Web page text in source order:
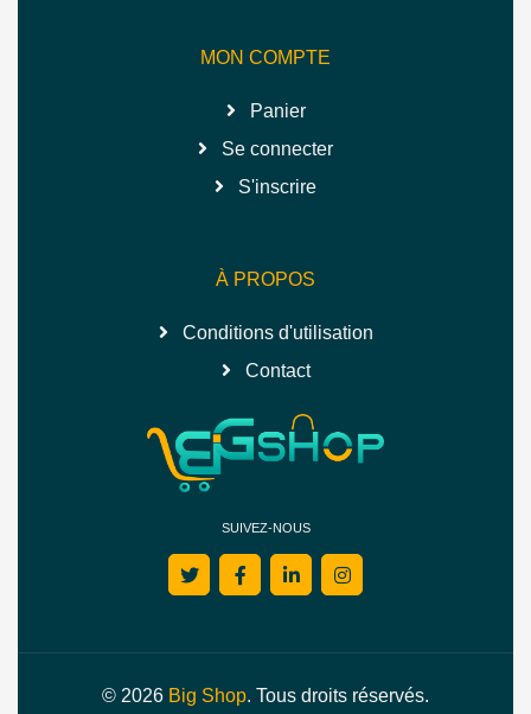
MON COMPTE
Panier
Se connecter
S'inscrire
À PROPOS
Conditions d'utilisation
Contact
SUIVEZ-NOUS
© 2026 Big Shop. Tous droits réservés.